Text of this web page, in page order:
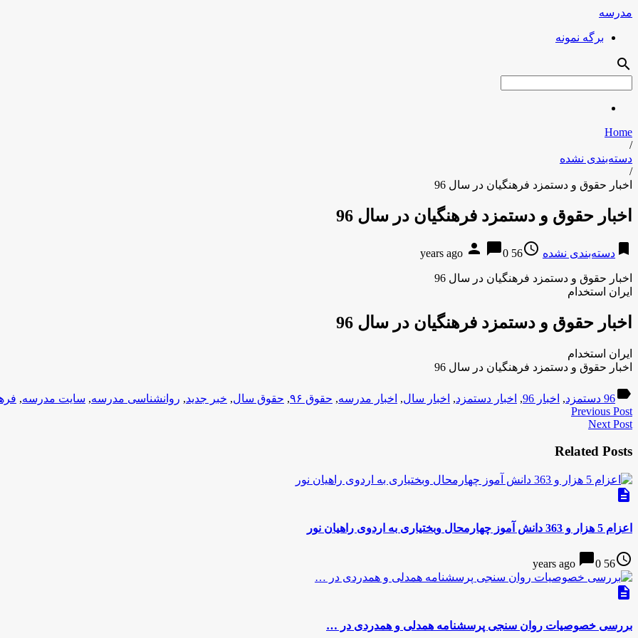
مدرسه
برگه نمونه
search
Home
/
دسته‌بندی نشده
/
اخبار حقوق و دستمزد فرهنگیان در سال 96
اخبار حقوق و دستمزد فرهنگیان در سال 96
bookmark دسته‌بندی نشده access_time
56 years ago
person chat_bubble0
اخبار حقوق و دستمزد فرهنگیان در سال 96
ایران استخدام
اخبار حقوق و دستمزد فرهنگیان در سال 96
ایران استخدام
اخبار حقوق و دستمزد فرهنگیان در سال 96
label96 دستمزد , اخبار 96 , اخبار دستمزد, اخبار سال, اخبار مدرسه, حقوق ۹۶ , حقوق سال, خبر جدید, روانشناسی مدرسه, سایت مدرسه,
Previous Post
Next Post
Related Posts
description
اعزام 5 هزار و 363 دانش آموز چهارمحال وبختیاری به اردوی راهیان نور
access_time
56 years ago
chat_bubble0
description
بررسی خصوصیات روان سنجی پرسشنامه همدلی و همدردی در …